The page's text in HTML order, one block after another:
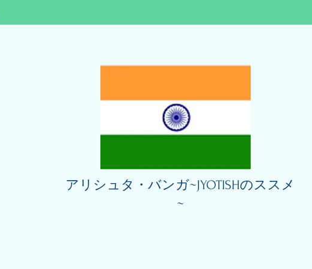
アリシュタ・バンガ~JYOTISHのススメ
~